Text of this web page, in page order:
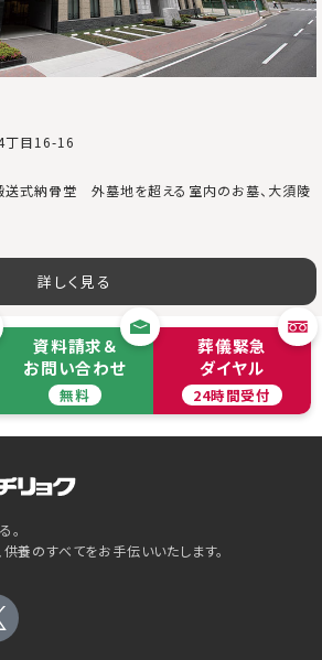
丁目16-16
送式納骨堂 外墓地を超える室内のお墓、大須陵
詳しく見る
資料請求＆
お問い合わせ
無料
葬儀緊急
ダイヤル
24時間受付
。
供養のすべてをお手伝いいたします。